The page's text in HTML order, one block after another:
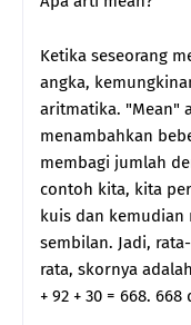
Ketika seseorang
angka,
aritmatika. "Mean"
menambahkan
membagi jumlah
contoh kita, kita
kuis dan kemudian
sembilan. Jadi,
rata, skornya adalah
+ 92 + 30 = 668.